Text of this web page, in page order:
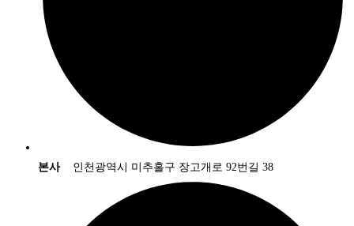
본사 인천광역시 미추홀구 장고개로 92번길 38